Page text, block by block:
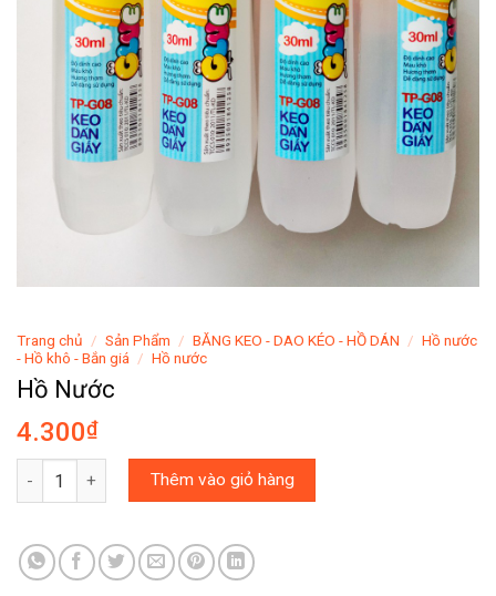
Trang chủ / Sản Phẩm / BĂNG KEO - DAO KÉO - HỒ DÁN / Hồ nước
- Hồ khô - Bắn giá / Hồ nước
Hồ Nước
4.300₫
Hồ Nước số lượng Thêm vào giỏ hàng